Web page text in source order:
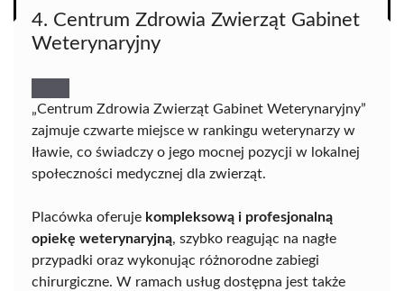
4. Centrum Zdrowia Zwierząt Gabinet
Weterynaryjny
„Centrum Zdrowia Zwierząt Gabinet Weterynaryjny”
zajmuje czwarte miejsce w rankingu weterynarzy w
Iławie, co świadczy o jego mocnej pozycji w lokalnej
społeczności medycznej dla zwierząt.
Placówka oferuje kompleksową i profesjonalną
opiekę weterynaryjną, szybko reagując na nagłe
przypadki oraz wykonując różnorodne zabiegi
chirurgiczne. W ramach usług dostępna jest także